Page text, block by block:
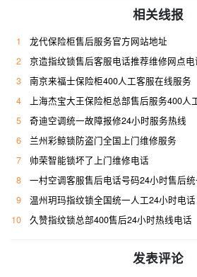
相关线报
1
龙代保险柜售后服务官方网站地址
2
京造指纹锁售后客服电话推荐维修网点电
3
南京来福士保险柜400人工客服在线服务
4
上海杰宝大王保险柜总部售后服务400人工热
5
奇迪空调统一故障报修24小时服务热线
6
兰州彩鲸锁防盗门全国上门维修服务
7
帅荣智能锁坏了上门维修电话
8
一村空调客服售后电话号码24小时售后
9
温州玥玛指纹锁全国统一人工24小时电话
10
久赞指纹锁总部400售后24小时热线电话
发表评论